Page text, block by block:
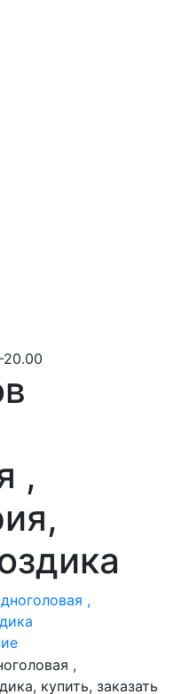
20.00
,
,
купить, заказать